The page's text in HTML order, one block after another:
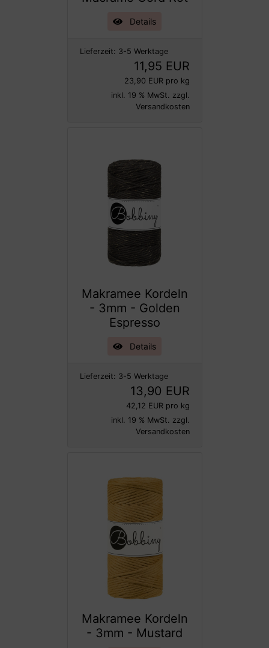
Details
Lieferzeit: 3-5 Werktage
11,95 EUR
23,90 EUR pro kg
inkl. 19 % MwSt. zzgl.
Versandkosten
Makramee Kordeln
- 3mm - Golden
Espresso
Details
Lieferzeit: 3-5 Werktage
13,90 EUR
42,12 EUR pro kg
inkl. 19 % MwSt. zzgl.
Versandkosten
Makramee Kordeln
- 3mm - Mustard